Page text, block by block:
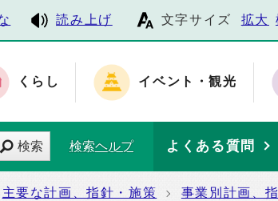
読み上げ 文字サイズ 拡大
くらし イベント・観光
検索 検索ヘルプ よくある質問
主要な計画、指針・施策 事業別計画、